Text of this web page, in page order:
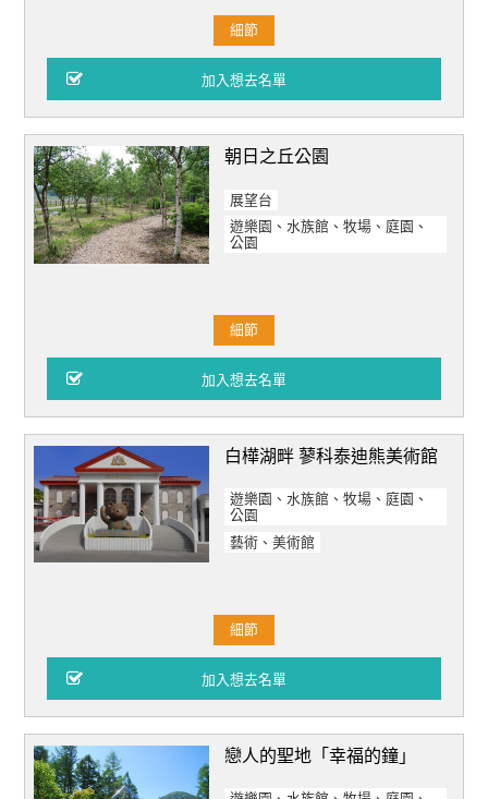
細節
朝日之丘公園
展望台
遊樂園、水族館、牧場、庭園、
公園
細節
白樺湖畔 蓼科泰迪熊美術館
遊樂園、水族館、牧場、庭園、
公園
藝術、美術館
細節
戀人的聖地「幸福的鐘」